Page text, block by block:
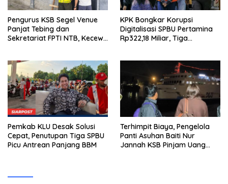
Pengurus KSB Segel Venue
Panjat Tebing dan
Sekretariat FPTI NTB, Kecewa
KPK Bongkar Korupsi
Digitalisasi SPBU Pertamina
Rp322,18 Miliar, Tiga
Pemkab KLU Desak Solusi
Cepat, Penutupan Tiga SPBU
Picu Antrean Panjang BBM
Terhimpit Biaya, Pengelola
Panti Asuhan Baiti Nur
Jannah KSB Pinjam Uang